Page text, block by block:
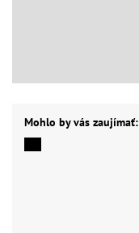
Mohlo by vás zaujímať: